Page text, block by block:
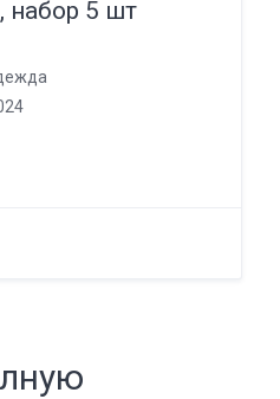
набор 5 шт